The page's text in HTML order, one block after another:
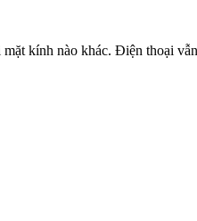
kính nào khác. Điện thoại